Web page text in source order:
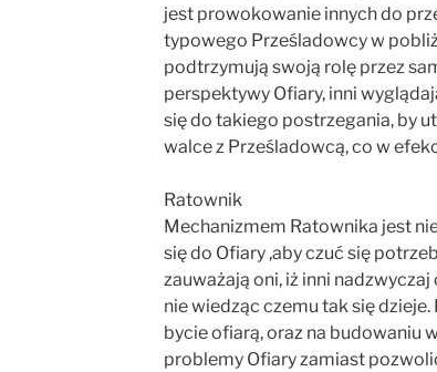
jest prowokowanie innych do
typowego Prześladowcy w
podtrzymują swoją rolę przez
perspektywy Ofiary, inni
się do takiego postrzegania, by
walce z Prześladowcą, co w
Ratownik
Mechanizmem Ratownika jest
się do Ofiary ,aby czuć się
zauważają oni, iż inni
nie wiedząc czemu tak się
bycie ofiarą, oraz na budowaniu
problemy Ofiary zamiast